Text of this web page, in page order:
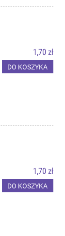
1,70 zł
DO KOSZYKA
1,70 zł
DO KOSZYKA